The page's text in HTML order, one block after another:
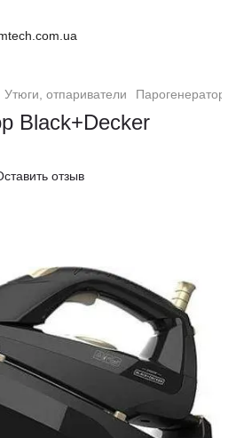
Утюги, отпариватели Парогенераторы
Black+Decker
отзыв